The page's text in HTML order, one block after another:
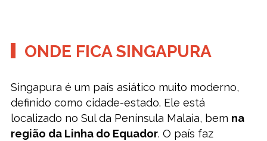
ONDE FICA SINGAPURA
Singapura é um país asiático muito moderno,
definido como cidade-estado. Ele está
localizado no Sul da Península Malaia, bem na
região da Linha do Equador. O país faz